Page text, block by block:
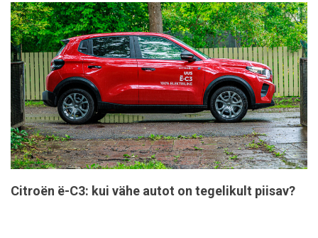
Citroën ë-C3: kui vähe autot on tegelikult piisav?